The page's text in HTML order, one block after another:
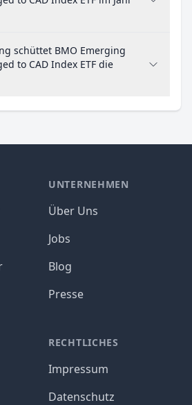
schüttet BMO Emerging
to CAD Index ETF die
UNTERNEHMEN
Über Uns
Jobs
Blog
Presse
RECHTLICHES
Impressum
Datenschutz